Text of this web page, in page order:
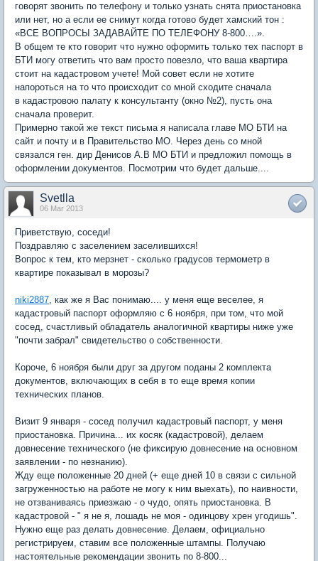
говорят звонить по телефону и только узнать снята приостановка
или нет, но а если ее снимут когда готово будет хамский тон :
«ВСЕ ВОПРОСЫ ЗАДАВАЙТЕ ПО ТЕЛЕФОНУ 8-800….».
В общем те кто говорит что нужно оформить только тех паспорт в
БТИ могу ответить что вам просто повезло, что ваша квартира
стоит на кадастровом учете! Мой совет если не хотите
напороться на то что происходит со мной сходите сначала
в кадастровою палату к консультанту (окно №2), пусть она
сначала проверит.
Примерно такой же текст письма я написала главе МО БТИ на
сайт и почту и в Правительство МО. Через день со мной
связался ген. дир Денисов А.В МО БТИ и предложил помощь в
оформлении документов. Посмотрим что будет дальше....
Svetlla
06 Mar 2013
Приветствую, соседи!
Поздравляю с заселением заселившихся!
Вопрос к тем, кто мерзнет - сколько градусов термометр в
квартире показывал в морозы?
niki2887, как же я Вас понимаю.... у меня еще веселее, я
кадастровый паспорт оформляю с 6 ноября, при том, что мой
сосед, счастливый обладатель аналогичной квартиры ниже уже
"почти забрал" свидетельство о собственности.
Короче, 6 ноября были друг за другом поданы 2 комплекта
документов, включающих в себя в то еще время копии
технических планов.
Визит 9 января - сосед получил кадастровый паспорт, у меня
приостановка. Причина... их косяк (кадастровой), делаем
довнесение технического (не фиксирую довнесение на основном
заявлении - по незнанию).
Жду еще положенные 20 дней (+ еще дней 10 в связи с сильной
загруженностью на работе не могу к ним выехать), по наивности,
не отзваниваясь приезжаю - о чудо, опять приостановка. В
кадастровой - " я не я, лошадь не моя - одинцову хрен угодишь".
Нужно еще раз делать довнесение. Делаем, официально
регистрируем, ставим все положенные штампы. Получаю
настоятельные рекомендации звонить по 8-800...